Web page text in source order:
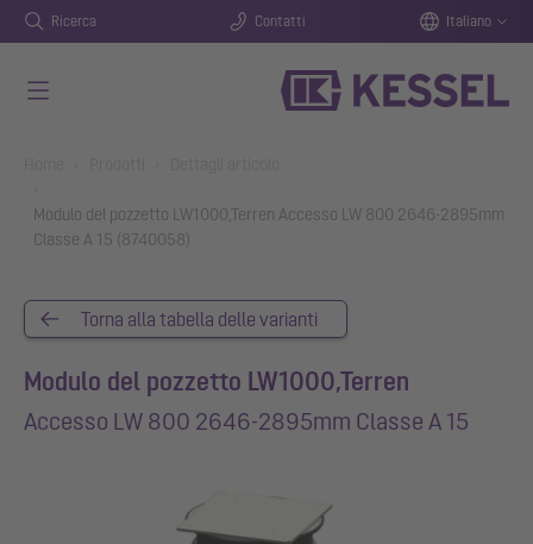
Ricerca Contatti Italiano
Modulo del pozzetto LW1000,Terren Accesso LW 800 2646-2895mm
Classe A 15 (8740058)
Torna alla tabella delle varianti
Modulo del pozzetto LW1000,Terren
Accesso LW 800 2646-2895mm Classe A 15